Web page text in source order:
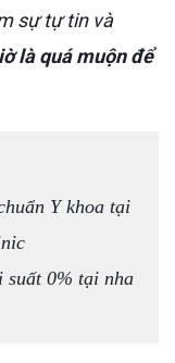
là quá muộn để
Y khoa tại
suất 0% tại nha